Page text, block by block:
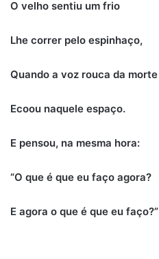
O velho sentiu um frio
Lhe correr pelo espinhaço,
Quando a voz rouca da morte
Ecoou naquele espaço.
E pensou, na mesma hora:
“O que é que eu faço agora?
E agora o que é que eu faço?”